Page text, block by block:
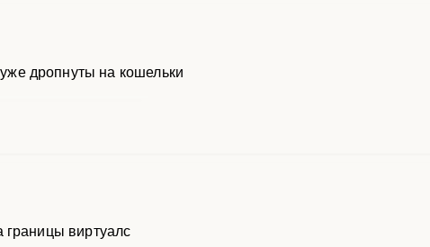
дропнуты на кошельки
границы виртуалс